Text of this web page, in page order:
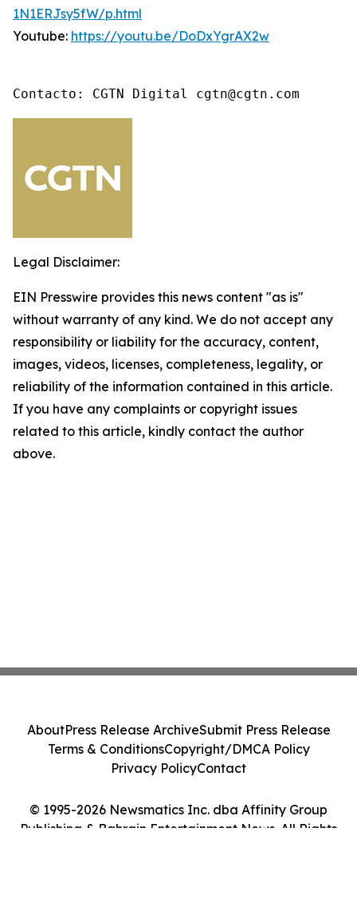
1N1ERJsy5fW/p.html
Youtube: https://youtu.be/DoDxYgrAX2w
Contacto: CGTN Digital cgtn@cgtn.com
Legal Disclaimer:
EIN Presswire provides this news content "as is"
without warranty of any kind. We do not accept any
responsibility or liability for the accuracy, content,
images, videos, licenses, completeness, legality, or
reliability of the information contained in this article.
If you have any complaints or copyright issues
related to this article, kindly contact the author
above.
© 1995-2026 Newsmatics Inc. dba Affinity Group
Publishing & Bahrain Entertainment News. All Rights
AboutPress Release ArchiveSubmit Press Release
Terms & ConditionsCopyright/DMCA Policy
Privacy PolicyContact